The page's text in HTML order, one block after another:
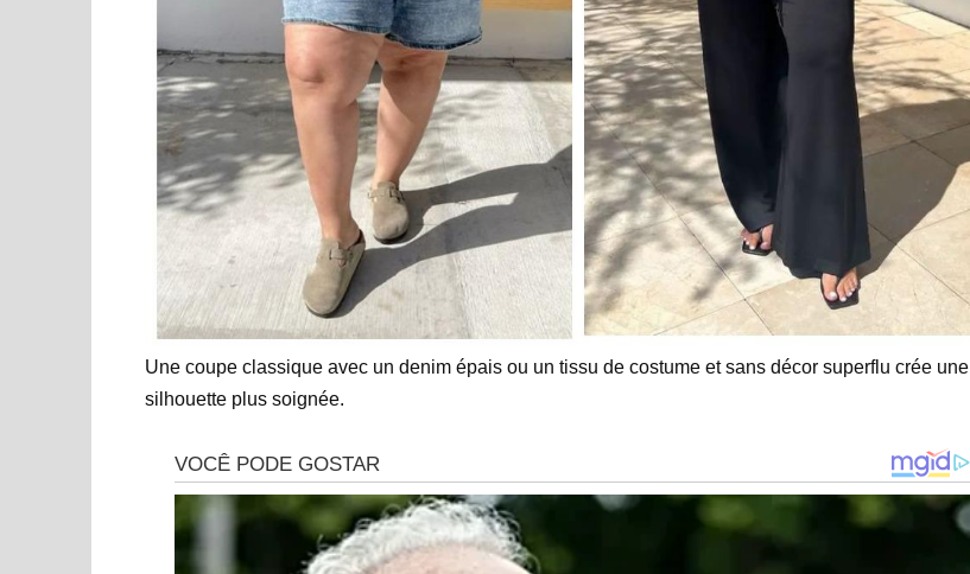
Une coupe classique avec un denim épais ou un tissu de costume et sans décor superflu crée une
silhouette plus soignée.